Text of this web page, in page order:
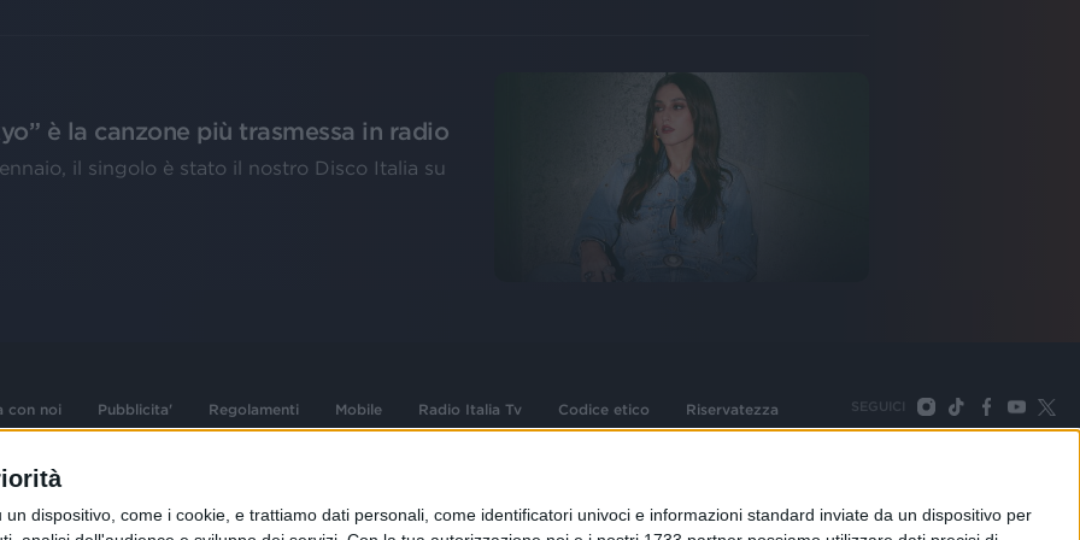
dispositivo, come i cookie, e trattiamo dati personali, come identificatori univoci e informazioni standard inviate da un dispositivo per
è la canzone più trasmessa in radio
il singolo è stato il nostro Disco Italia su
con noi Pubblicita' Regolamenti Mobile Radio Italia Tv Codice etico Riservatezza SEGUICI
d'autore e dei diritti
02 25444220